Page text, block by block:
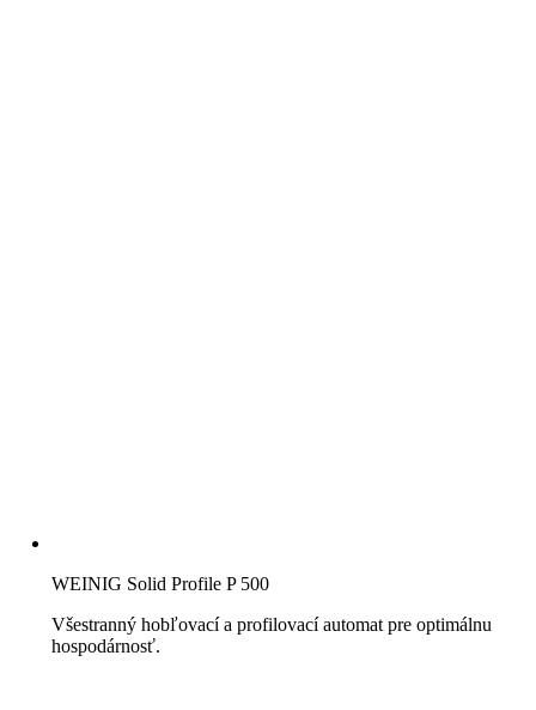
WEINIG Solid Profile P 500
Všestranný hobľovací a profilovací automat pre optimálnu
hospodárnosť.